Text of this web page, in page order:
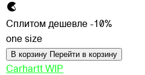
Сплитом дешевле -10%
one size
В корзину Перейти в корзину
Carhartt WIP